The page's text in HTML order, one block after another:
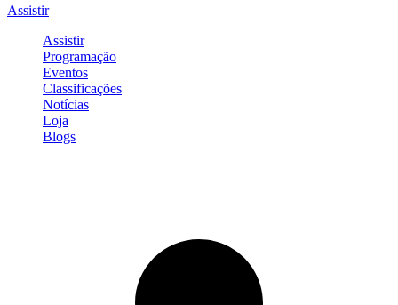
Assistir
Assistir
Programação
Eventos
Classificações
Notícias
Loja
Blogs